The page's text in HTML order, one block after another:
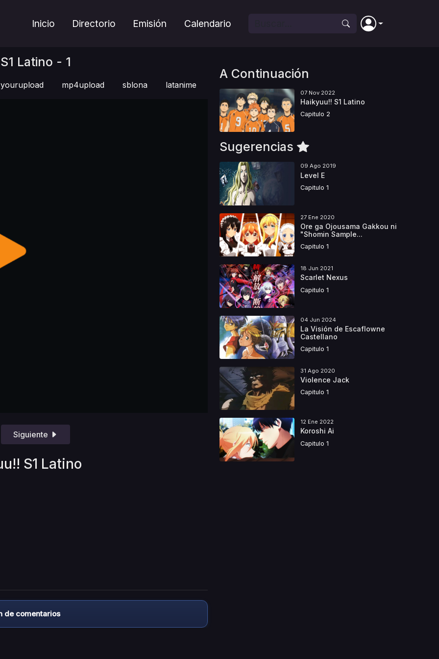
Inicio Directorio Emisión Calendario
Latino - 1
yourupload mp4upload sblona latanime
Siguiente
S1 Latino
de comentarios
A Continuación
07 Nov 2022
Haikyuu!! S1 Latino
Capitulo 2
Sugerencias
09 Ago 2019
Level E
Capitulo 1
27 Ene 2020
Ore ga Ojousama Gakkou ni
"Shomin Sample...
Capitulo 1
18 Jun 2021
Scarlet Nexus
Capitulo 1
04 Jun 2024
La Visión de Escaflowne
Castellano
Capitulo 1
31 Ago 2020
Violence Jack
Capitulo 1
12 Ene 2022
Koroshi Ai
Capitulo 1